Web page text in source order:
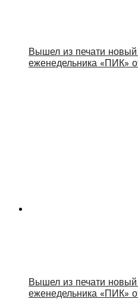
Вышел из печати
еженедельника «ПИК»
Вышел из печати
еженедельника «ПИК»